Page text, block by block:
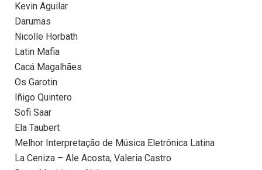
Kevin Aguilar
Darumas
Nicolle Horbath
Latin Mafia
Cacá Magalhães
Os Garotin
Iñigo Quintero
Sofi Saar
Ela Taubert
Melhor Interpretação de Música Eletrônica Latina
La Ceniza – Ale Acosta, Valeria Castro